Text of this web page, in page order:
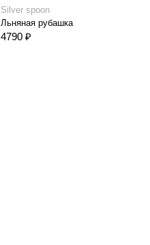
Silver spoon
Льняная рубашка
4790 ₽